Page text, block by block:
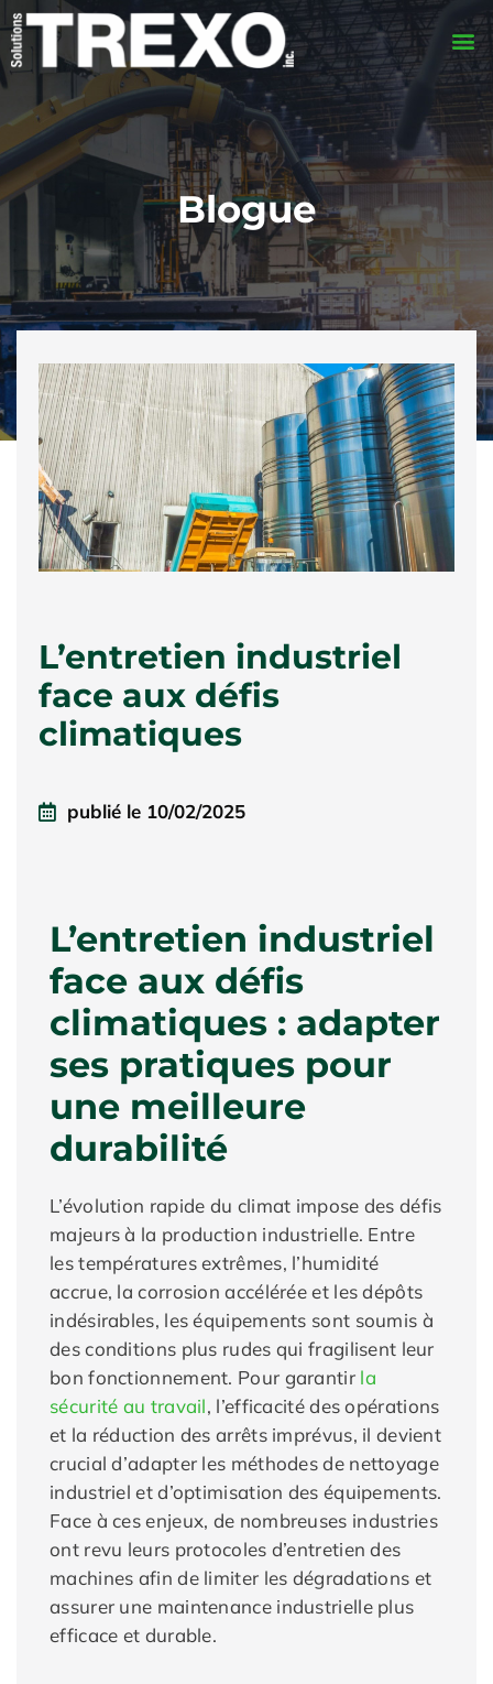
Blogue
L’entretien industriel
face aux défis
climatiques
publié le 10/02/2025
L’entretien industriel
face aux défis
climatiques : adapter
ses pratiques pour
une meilleure
durabilité
L’évolution rapide du climat impose des défis
majeurs à la production industrielle. Entre
les températures extrêmes, l’humidité
accrue, la corrosion accélérée et les dépôts
indésirables, les équipements sont soumis à
des conditions plus rudes qui fragilisent leur
bon fonctionnement. Pour garantir la
sécurité au travail, l’efficacité des opérations
et la réduction des arrêts imprévus, il devient
crucial d’adapter les méthodes de nettoyage
industriel et d’optimisation des équipements.
Face à ces enjeux, de nombreuses industries
ont revu leurs protocoles d’entretien des
machines afin de limiter les dégradations et
assurer une maintenance industrielle plus
efficace et durable.